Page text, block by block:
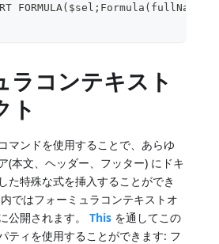
ラコンテキスト
ト
コマンドを使用することで、あらゆ
(本文、ヘッダー、フッター) にドキ
た特殊な式を挿入することができ
ではフォーミュラコンテキストオ
公開されます。This を通してこの
ティを使用することができます: フ